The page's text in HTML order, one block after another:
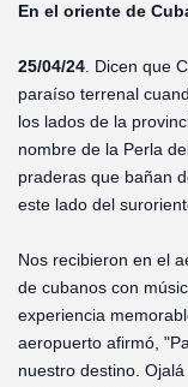
En el oriente de
25/04/24 . Dicen que
paraíso terrenal
los lados de la
nombre de la Perla
praderas que bañan
este lado del
Nos recibieron en el
de cubanos con
experiencia
aeropuerto afirmó,
nuestro destino.